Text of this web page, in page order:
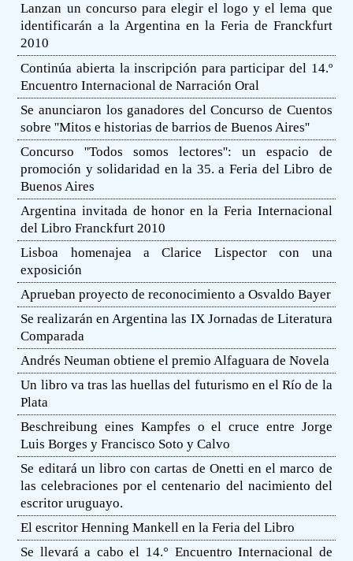
Lanzan un concurso para elegir el logo y el lema que
identificarán a la Argentina en la Feria de Franckfurt
2010
Continúa abierta la inscripción para participar del 14.º
Encuentro Internacional de Narración Oral
Se anunciaron los ganadores del Concurso de Cuentos
sobre ''Mitos e historias de barrios de Buenos Aires''
Concurso ''Todos somos lectores'': un espacio de
promoción y solidaridad en la 35. a Feria del Libro de
Buenos Aires
Argentina invitada de honor en la Feria Internacional
del Libro Franckfurt 2010
Lisboa homenajea a Clarice Lispector con una
exposición
Aprueban proyecto de reconocimiento a Osvaldo Bayer
Se realizarán en Argentina las IX Jornadas de Literatura
Comparada
Andrés Neuman obtiene el premio Alfaguara de Novela
Un libro va tras las huellas del futurismo en el Río de la
Plata
Beschreibung eines Kampfes o el cruce entre Jorge
Luis Borges y Francisco Soto y Calvo
Se editará un libro con cartas de Onetti en el marco de
las celebraciones por el centenario del nacimiento del
escritor uruguayo.
El escritor Henning Mankell en la Feria del Libro
Se llevará a cabo el 14.° Encuentro Internacional de